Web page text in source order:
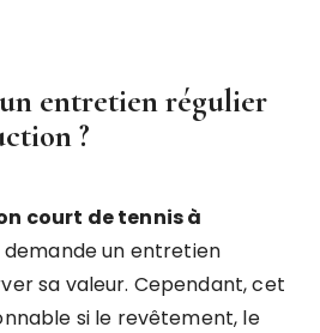
entretien régulier
?
court de tennis à
demande un entretien
sa valeur. Cependant, cet
si le revêtement, le